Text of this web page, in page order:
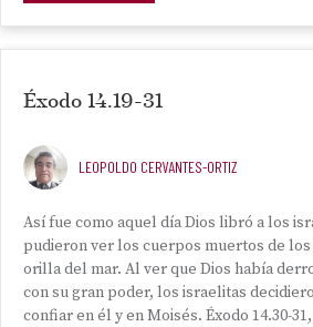
Éxodo 14.19-31
LEOPOLDO CERVANTES-ORTIZ
Así fue como aquel día Dios libró a los
pudieron ver los cuerpos muertos de
orilla del mar. Al ver que Dios había
con su gran poder, los israelitas
confiar en él y en Moisés. Éxodo 14.30-